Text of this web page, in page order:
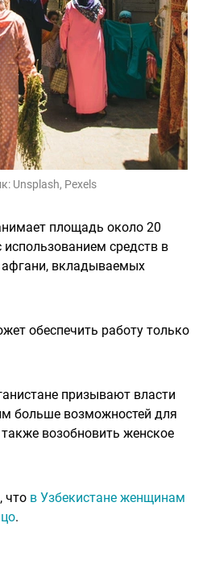
Unsplash, Pexels
площадь около 20
средств в
вкладываемых
обеспечить работу только
призывают власти
больше возможностей для
возобновить женское
что в Узбекистане женщинам
.